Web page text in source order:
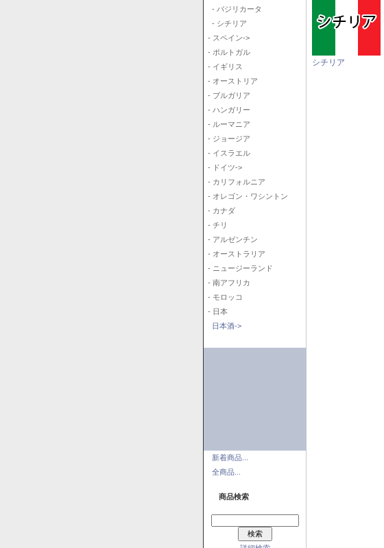
- バジリカータ
- シチリア
- スペイン->
- ポルトガル
- イギリス
- オーストリア
- ブルガリア
- ハンガリー
- ルーマニア
- ジョージア
- イスラエル
- ドイツ->
- カリフォルニア
- オレゴン・ワシントン
- カナダ
- チリ
- アルゼンチン
- オーストラリア
- ニュージーランド
- 南アフリカ
- モロッコ
- 日本
日本酒->
新着商品...
全商品...
商品検索
シチリア